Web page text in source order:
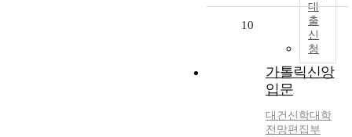
대
출
신
청
10
가톨릭신앙
입문
대건신학대학
전망편집부